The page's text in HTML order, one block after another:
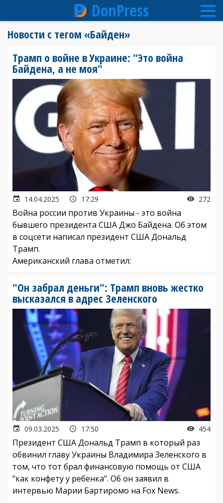
содержанию
DonPress
Новости с тегом «Байден»
Трамп о войне в Украине: "Это война
Байдена, а не моя"
14.04.2025 17:29 272
Война россии против Украины - это война
бывшего президента США Джо Байдена. Об этом
в соцсети написал президент США Дональд
Трамп.
Американский глава отметил:
"Он забрал деньги": Трамп вновь жестко
высказался в адрес Зеленского
09.03.2025 17:50 454
Президент США Дональд Трамп в который раз
обвинил главу Украины Владимира Зеленского в
том, что тот брал финансовую помощь от США
"как конфету у ребенка". Об он заявил в
интервью Марии Бартиромо на Fox News.